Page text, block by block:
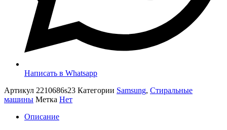
Написать в Whatsapp
Артикул 2210686s23 Категории Samsung, Стиральные
машины Метка Нет
Описание